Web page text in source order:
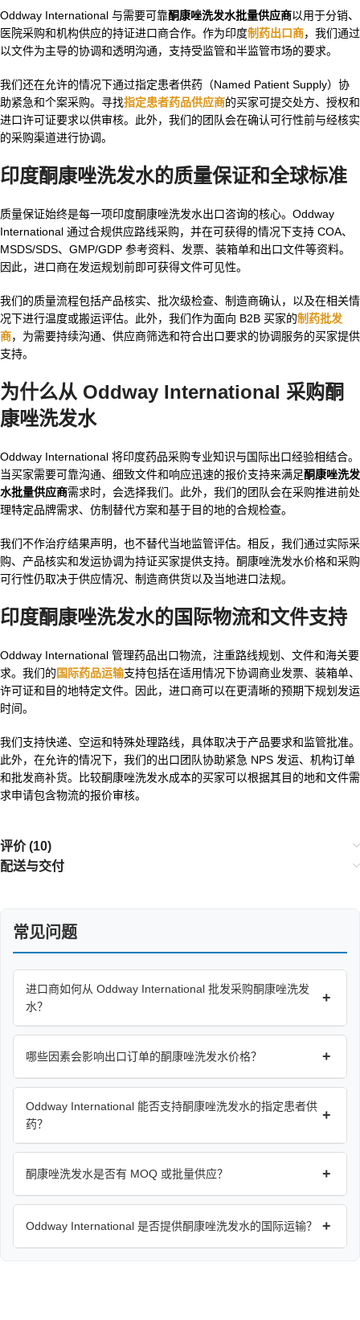
Oddway International 与需要可靠酮康唑洗发水批量供应商以用于分销、
医院采购和机构供应的持证进口商合作。作为印度制药出口商，我们通过
以文件为主导的协调和透明沟通，支持受监管和半监管市场的要求。
我们还在允许的情况下通过指定患者供药（Named Patient Supply）协
助紧急和个案采购。寻找指定患者药品供应商的买家可提交处方、授权和
进口许可证要求以供审核。此外，我们的团队会在确认可行性前与经核实
的采购渠道进行协调。
印度酮康唑洗发水的质量保证和全球标准
质量保证始终是每一项印度酮康唑洗发水出口咨询的核心。Oddway
International 通过合规供应路线采购，并在可获得的情况下支持 COA、
MSDS/SDS、GMP/GDP 参考资料、发票、装箱单和出口文件等资料。
因此，进口商在发运规划前即可获得文件可见性。
我们的质量流程包括产品核实、批次级检查、制造商确认，以及在相关情
况下进行温度或搬运评估。此外，我们作为面向 B2B 买家的制药批发
商，为需要持续沟通、供应商筛选和符合出口要求的协调服务的买家提供
支持。
为什么从 Oddway International 采购酮
康唑洗发水
Oddway International 将印度药品采购专业知识与国际出口经验相结合。
当买家需要可靠沟通、细致文件和响应迅速的报价支持来满足酮康唑洗发
水批量供应商需求时，会选择我们。此外，我们的团队会在采购推进前处
理特定品牌需求、仿制替代方案和基于目的地的合规检查。
我们不作治疗结果声明，也不替代当地监管评估。相反，我们通过实际采
购、产品核实和发运协调为持证买家提供支持。酮康唑洗发水价格和采购
可行性仍取决于供应情况、制造商供货以及当地进口法规。
印度酮康唑洗发水的国际物流和文件支持
Oddway International 管理药品出口物流，注重路线规划、文件和海关要
求。我们的国际药品运输支持包括在适用情况下协调商业发票、装箱单、
许可证和目的地特定文件。因此，进口商可以在更清晰的预期下规划发运
时间。
我们支持快递、空运和特殊处理路线，具体取决于产品要求和监管批准。
此外，在允许的情况下，我们的出口团队协助紧急 NPS 发运、机构订单
和批发商补货。比较酮康唑洗发水成本的买家可以根据其目的地和文件需
求申请包含物流的报价审核。
评价 (10)
配送与交付
常见问题
进口商如何从 Oddway International 批发采购酮康唑洗发
水？
+
哪些因素会影响出口订单的酮康唑洗发水价格？ +
Oddway International 能否支持酮康唑洗发水的指定患者供
药？
+
酮康唑洗发水是否有 MOQ 或批量供应？ +
Oddway International 是否提供酮康唑洗发水的国际运输？ +